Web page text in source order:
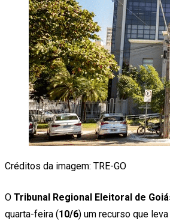
Créditos da imagem: TRE-GO
O Tribunal Regional Eleitoral de
quarta-feira (10/6) um recurso que